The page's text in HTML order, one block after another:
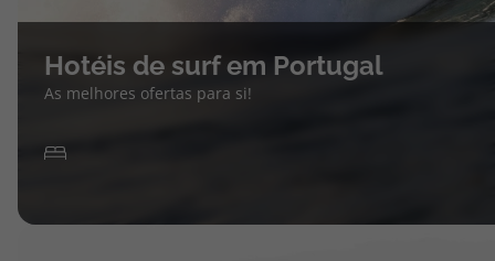
Hotéis de surf em Portugal
As melhores ofertas para si!